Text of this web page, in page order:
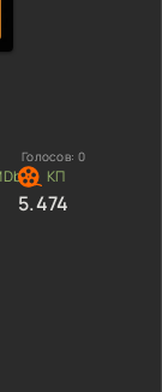
Голосов: 0
5.474